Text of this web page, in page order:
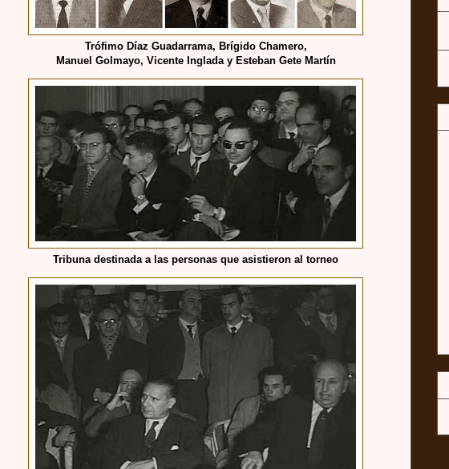
Trófimo Díaz Guadarrama, Brígido Chamero,
Manuel Golmayo, Vicente Inglada y Esteban Gete Martín
Tribuna destinada a las personas que asistieron al torneo